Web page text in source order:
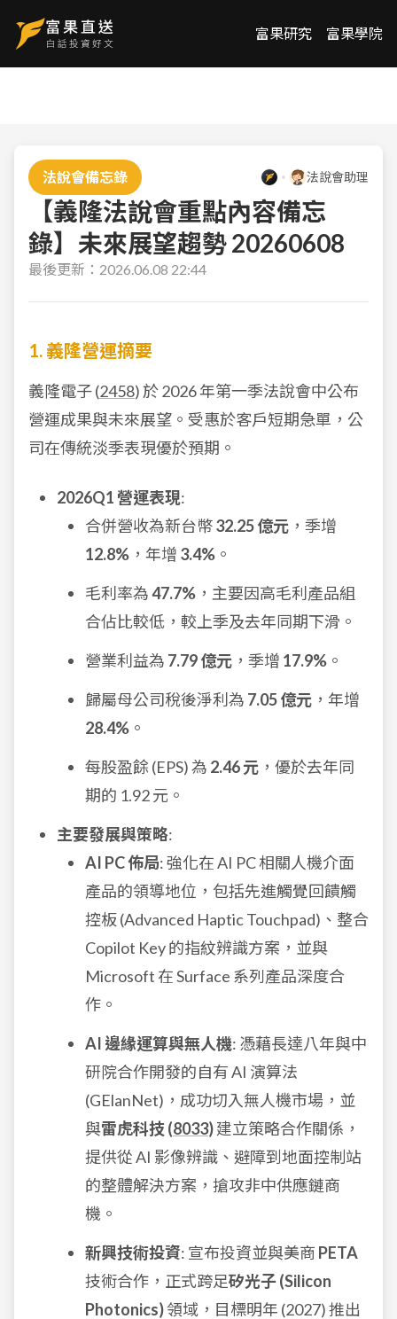
富果研究 富果學院
法說會備忘錄 法說會助理
【義隆法說會重點內容備忘
錄】未來展望趨勢 20260608
最後更新： 2026.06.08 22:44
1. 義隆營運摘要
義隆電子 (2458) 於 2026 年第一季法說會中公布
營運成果與未來展望。受惠於客戶短期急單，公
司在傳統淡季表現優於預期。
2026Q1 營運表現:
合併營收為新台幣32.25 億元 ，季增
12.8% ，年增 3.4% 。
毛利率為47.7% ，主要因高毛利產品組
合佔比較低，較上季及去年同期下滑。
營業利益為 7.79 億元 ，季增 17.9% 。
歸屬母公司稅後淨利為 7.05 億元 ，年增
28.4% 。
每股盈餘 (EPS) 為 2.46 元 ，優於去年同
期的 1.92 元。
主要發展與策略:
AI PC 佈局: 強化在 AI PC 相關人機介面
產品的領導地位，包括先進觸覺回饋觸
控板 (Advanced Haptic Touchpad)、整合
Copilot Key 的指紋辨識方案，並與
Microsoft 在 Surface 系列產品深度合
作。
AI 邊緣運算與無人機: 憑藉長達八年與中
研院合作開發的自有 AI 演算法
(GElanNet)，成功切入無人機市場，並
與雷虎科技 (8033)建立策略合作關係，
提供從 AI 影像辨識、避障到地面控制站
的整體解決方案，搶攻非中供應鏈商
機。
新興技術投資: 宣布投資並與美商 PETA
技術合作，正式跨足矽光子 (Silicon
Photonics)領域，目標明年 (2027) 推出